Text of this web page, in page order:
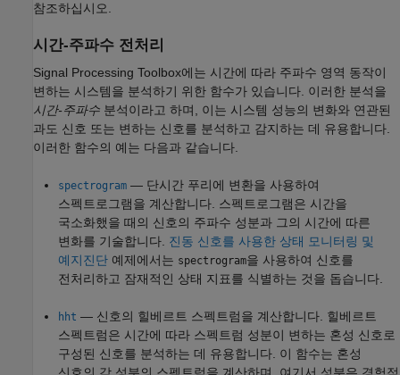
참조하십시오.
시간-주파수 전처리
Signal Processing Toolbox에는 시간에 따라 주파수 영역 동작이
변하는 시스템을 분석하기 위한 함수가 있습니다. 이러한 분석을
시간-주파수 분석이라고 하며, 이는 시스템 성능의 변화와 연관된
과도 신호 또는 변하는 신호를 분석하고 감지하는 데 유용합니다.
이러한 함수의 예는 다음과 같습니다.
spectrogram — 단시간 푸리에 변환을 사용하여
스펙트로그램을 계산합니다. 스펙트로그램은 시간을
국소화했을 때의 신호의 주파수 성분과 그의 시간에 따른
변화를 기술합니다. 진동 신호를 사용한 상태 모니터링 및
예지진단 예제에서는 spectrogram을 사용하여 신호를
전처리하고 잠재적인 상태 지표를 식별하는 것을 돕습니다.
hht — 신호의 힐베르트 스펙트럼을 계산합니다. 힐베르트
스펙트럼은 시간에 따라 스펙트럼 성분이 변하는 혼성 신호로
구성된 신호를 분석하는 데 유용합니다. 이 함수는 혼성